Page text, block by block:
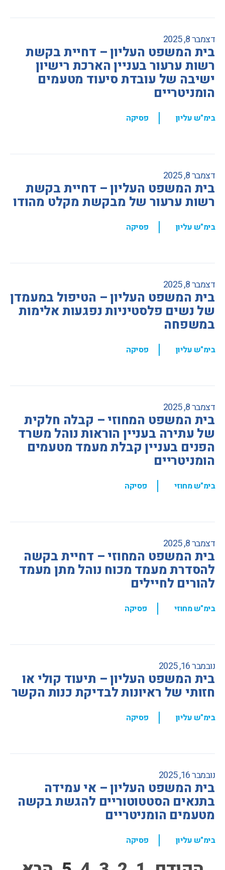
דצמבר 8, 2025
בית המשפט העליון – דחיית בקשת
רשות ערעור בעניין הארכת רישיון
ישיבה של עובדת סיעוד מטעמים
הומניטריים
בימ"ש עליון , פסיקה
דצמבר 8, 2025
בית המשפט העליון – דחיית בקשת
רשות ערעור של מבקשת מקלט מהודו
בימ"ש עליון , פסיקה
דצמבר 8, 2025
בית המשפט העליון – הטיפול במעמדן
של נשים פלסטיניות נפגעות אלימות
במשפחה
בימ"ש עליון , פסיקה
דצמבר 8, 2025
בית המשפט המחוזי – קבלה חלקית
של עתירה בעניין הוראות נוהל משרד
הפנים בעניין קבלת מעמד מטעמים
הומניטריים
בימ"ש מחוזי , פסיקה
דצמבר 8, 2025
בית המשפט המחוזי – דחיית בקשה
להסדרת מעמד מכוח נוהל מתן מעמד
להורים לחיילים
בימ"ש מחוזי , פסיקה
נובמבר 16, 2025
בית המשפט העליון – תיעוד קולי או
חזותי של ראיונות לבדיקת כנות הקשר
בימ"ש עליון , פסיקה
נובמבר 16, 2025
בית המשפט העליון – אי עמידה
בתנאים הסטטוטוריים להגשת בקשה
מטעמים הומניטריים
בימ"ש עליון , פסיקה